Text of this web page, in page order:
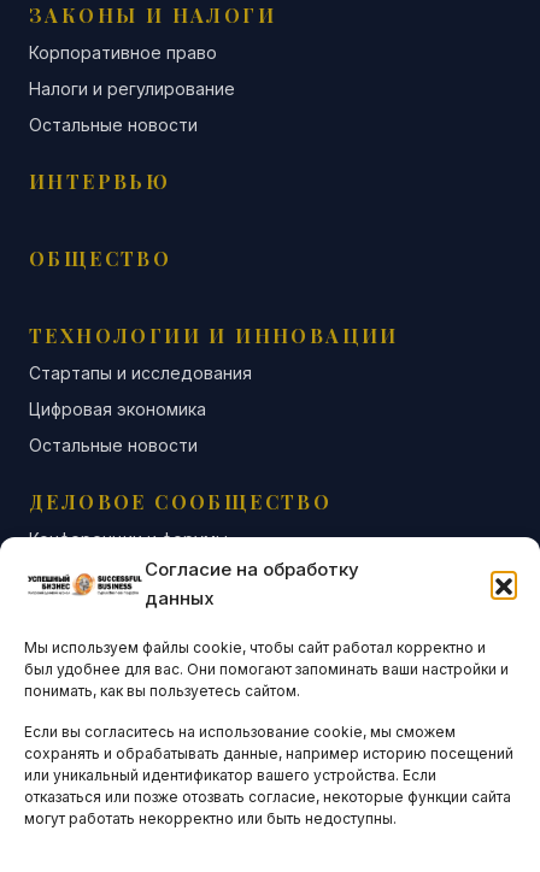
Согласие на обработку
данных
Мы используем файлы cookie, чтобы сайт работал корректно и
был удобнее для вас. Они помогают запоминать ваши настройки и
понимать, как вы пользуетесь сайтом.
Если вы согласитесь на использование cookie, мы сможем
сохранять и обрабатывать данные, например историю посещений
или уникальный идентификатор вашего устройства. Если
отказаться или позже отозвать согласие, некоторые функции сайта
могут работать некорректно или быть недоступны.
ЗАКОНЫ И НАЛОГИ
Корпоративное право
Налоги и регулирование
Остальные новости
ИНТЕРВЬЮ
ОБЩЕСТВО
ТЕХНОЛОГИИ И ИННОВАЦИИ
Стартапы и исследования
Цифровая экономика
Остальные новости
ДЕЛОВОЕ СООБЩЕСТВО
Конференции и форумы
Бизнес-клубы и ассоциации
Остальные новости
АНАЛИТИКА И СТАТИСТИКА
ARTICLES IN ENGLISH
НАВИГАЦИЯ